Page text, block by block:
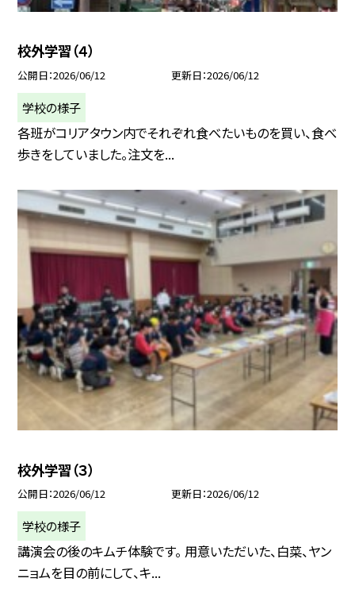
校外学習（４）
公開日 2026/06/12 更新日 2026/06/12
学校の様子
各班がコリアタウン内でそれぞれ食べたいものを買い、食べ
歩きをしていました。注文を...
校外学習（３）
公開日 2026/06/12 更新日 2026/06/12
学校の様子
講演会の後のキムチ体験です。 用意いただいた、白菜、ヤン
ニョムを目の前にして、キ...